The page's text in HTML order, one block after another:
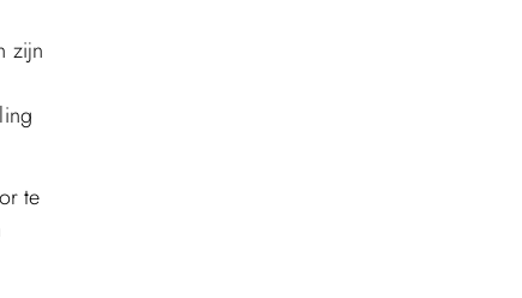
zijn
te